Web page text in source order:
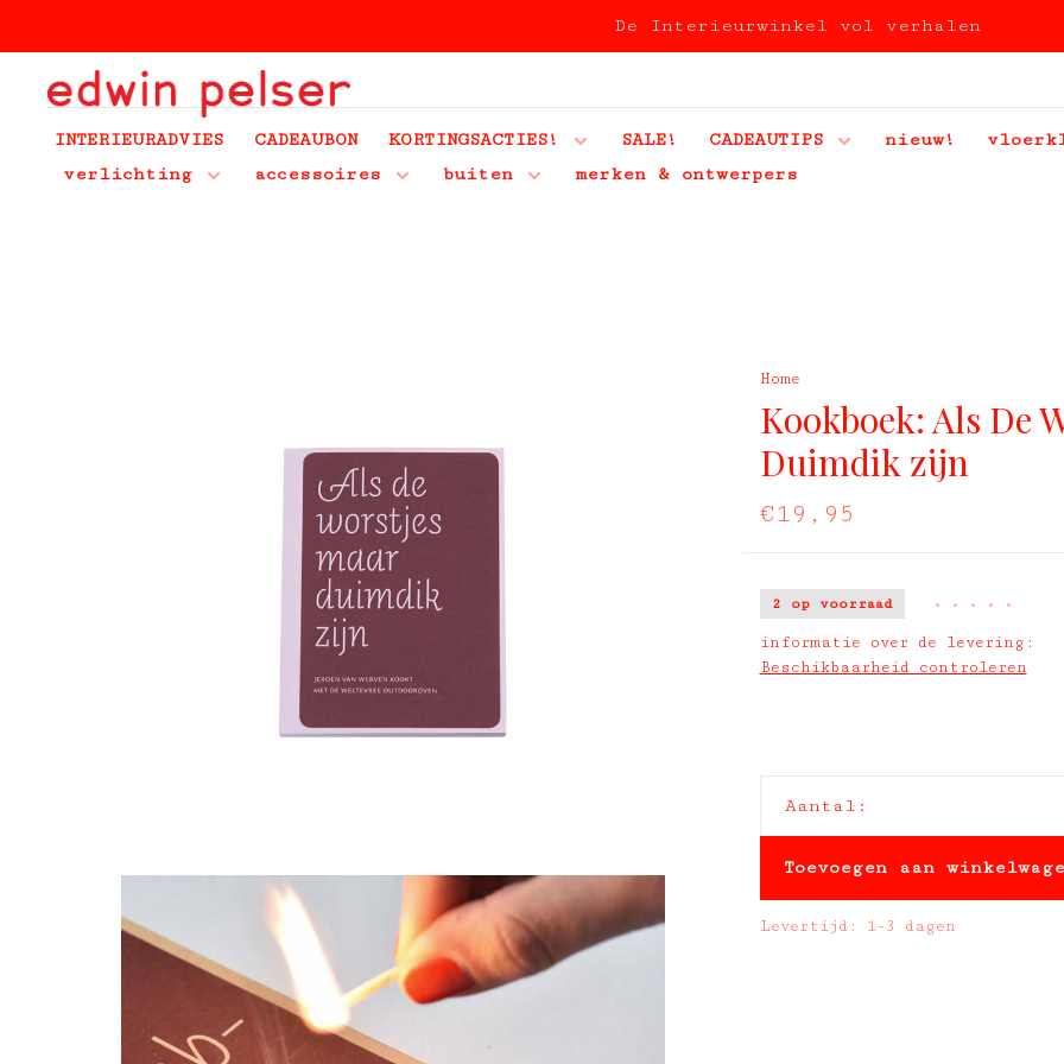
De Interieurwinkel vol verhalen
INTERIEURADVIES CADEAUBON KORTINGSACTIES! SALE! CADEAUTIPS nieuw!
verlichting
accessoires buiten merken & ontwerpers
Home
Kookboek: Als De
Duimdik zijn
€19,95
2 op voorraad • • • • •
informatie over de levering:
Beschikbaarheid controleren
Aantal:
Toevoegen aan
Levertijd: 1-3 dagen